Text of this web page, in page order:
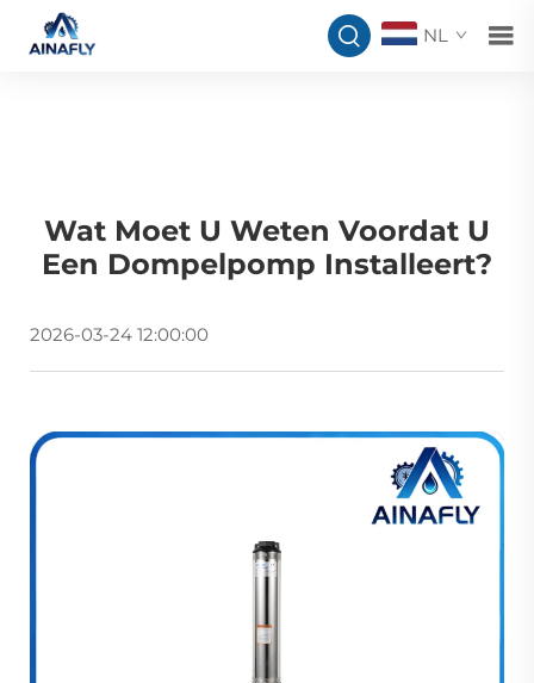
NL
Wat Moet U Weten Voordat U
Een Dompelpomp Installeert?
2026-03-24 12:00:00